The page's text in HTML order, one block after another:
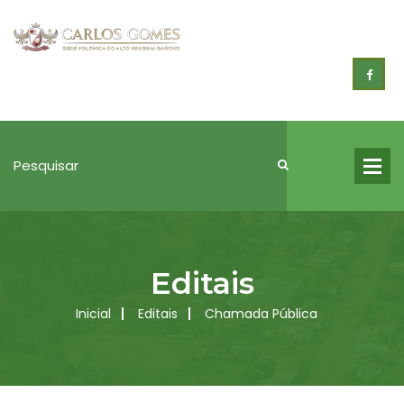
Editais
Inicial Editais Chamada Pública